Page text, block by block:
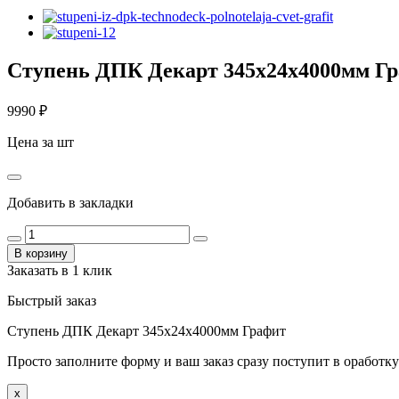
Ступень ДПК Декарт 345х24х4000мм
9990 ₽
Цена за шт
Добавить в закладки
В корзину
Заказать в 1 клик
Быстрый заказ
Ступень ДПК Декарт 345х24х4000мм Графит
Просто заполните форму и ваш заказ сразу поступит в
x